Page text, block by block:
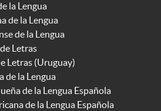
la Lengua
de la Lengua
de la Lengua
Letras
Letras (Uruguay)
de la Lengua
de la Lengua Española
de la Lengua Española